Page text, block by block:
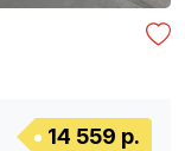
14 559 р.